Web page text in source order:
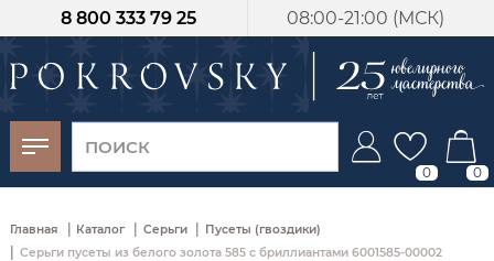
08:00-21:00 (МСК)
8 800 333 79 25
0 0
Главная | Каталог | Серьги | Пусеты (гвоздики)
| Серьги пусеты из белого золота 585 с бриллиантами 6001585-00002
-30%
от 15 дней с
момента оплаты